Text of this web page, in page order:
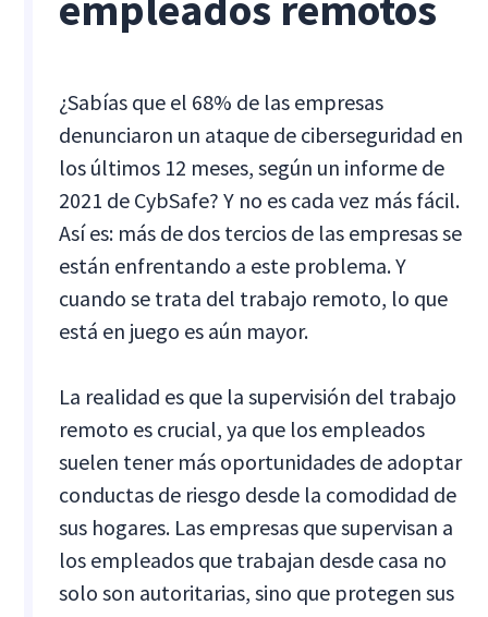
¿Sabías que el 68% de las empresas
denunciaron un ataque de ciberseguridad en
los últimos 12 meses, según un informe de
2021 de CybSafe? Y no es cada vez más fácil.
Así es: más de dos tercios de las empresas se
están enfrentando a este problema. Y
cuando se trata del trabajo remoto, lo que
está en juego es aún mayor.
La realidad es que la supervisión del trabajo
remoto es crucial, ya que los empleados
suelen tener más oportunidades de adoptar
conductas de riesgo desde la comodidad de
sus hogares. Las empresas que supervisan a
los empleados que trabajan desde casa no
solo son autoritarias, sino que protegen sus